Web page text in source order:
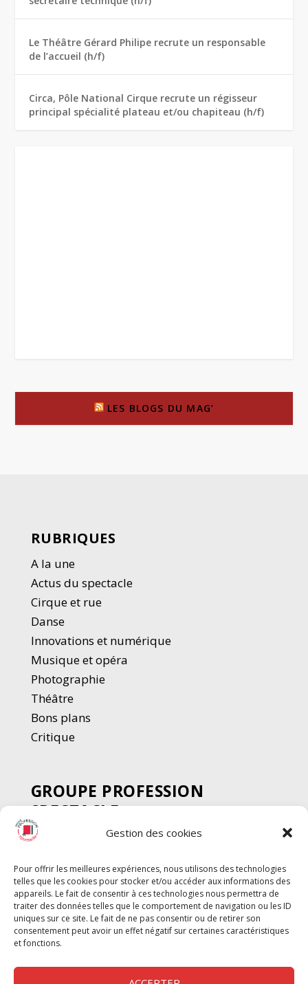
Gestion des cookies
Pour offrir les meilleures expériences, nous utilisons des technologies
telles que les cookies pour stocker et/ou accéder aux informations des
appareils. Le fait de consentir à ces technologies nous permettra de
traiter des données telles que le comportement de navigation ou les ID
uniques sur ce site. Le fait de ne pas consentir ou de retirer son
consentement peut avoir un effet négatif sur certaines caractéristiques
et fonctions.
Le Théâtre Gérard Philipe recrute un responsable
de l’accueil (h/f)
Circa, Pôle National Cirque recrute un régisseur
principal spécialité plateau et/ou chapiteau (h/f)
LES BLOGS DU MAG’
RUBRIQUES
A la une
Actus du spectacle
Cirque et rue
Danse
Innovations et numérique
Musique et opéra
Photographie
Théâtre
Bons plans
Critique
GROUPE PROFESSION
SPECTACLE
Chèque Intermittents
Chèque Compta
Chèque Emploi Spectacle
G-Pods
Profession Audio-visuel